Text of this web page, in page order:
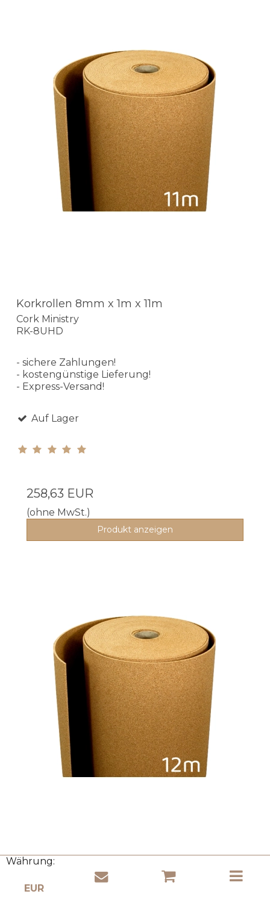
Währung:
Korkrollen 8mm x 1m x 11m
Cork Ministry
RK-8UHD
- sichere Zahlungen!
- kostengünstige Lieferung!
- Express-Versand!
Auf Lager
258,63 EUR
(ohne MwSt.)
Produkt anzeigen
Korkrollen 8mm x 1m x 12m
Cork Ministry